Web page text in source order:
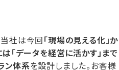
社は今回「現場の見える化」か
「データを経営に活かす」まで
ン体系を設計しました。お客様